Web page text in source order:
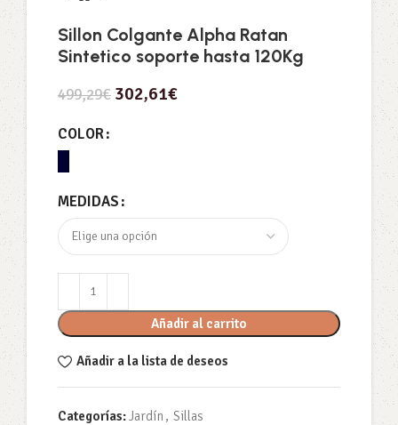
Sillon Colgante Alpha Ratan
Sintetico soporte hasta 120Kg
499,29€ 302,61€
COLOR
MEDIDAS
Añadir al carrito
Añadir a la lista de deseos
Categorías:Jardín , Sillas